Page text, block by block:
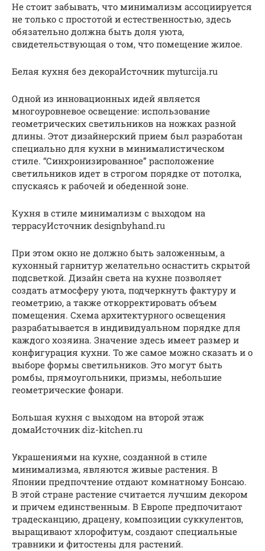
Не стоит забывать, что минимализм ассоциируется
не только с простотой и естественностью, здесь
обязательно должна быть доля уюта,
свидетельствующая о том, что помещение жилое.
Белая кухня без декораИсточник myturcija.ru
Одной из инновационных идей является
многоуровневое освещение: использование
геометрических светильников на ножках разной
длины. Этот дизайнерский прием был разработан
специально для кухни в минималистическом
стиле. “Синхронизированное” расположение
светильников идет в строгом порядке от потолка,
спускаясь к рабочей и обеденной зоне.
Кухня в стиле минимализм с выходом на
террасуИсточник designbyhand.ru
При этом окно не должно быть заложенным, а
кухонный гарнитур желательно оснастить скрытой
подсветкой. Дизайн света на кухне позволяет
создать атмосферу уюта, подчеркнуть фактуру и
геометрию, а также откорректировать объем
помещения. Схема архитектурного освещения
разрабатывается в индивидуальном порядке для
каждого хозяина. Значение здесь имеет размер и
конфигурация кухни. То же самое можно сказать и о
выборе формы светильников. Это могут быть
ромбы, прямоугольники, призмы, небольшие
геометрические фонари.
Большая кухня с выходом на второй этаж
домаИсточник diz-kitchen.ru
Украшениями на кухне, созданной в стиле
минимализма, являются живые растения. В
Японии предпочтение отдают комнатному Бонсаю.
В этой стране растение считается лучшим декором
и причем единственным. В Европе предпочитают
традесканцию, драцену, композиции суккулентов,
выращивают хлорофитум, создают специальные
травники и фитостены для растений.